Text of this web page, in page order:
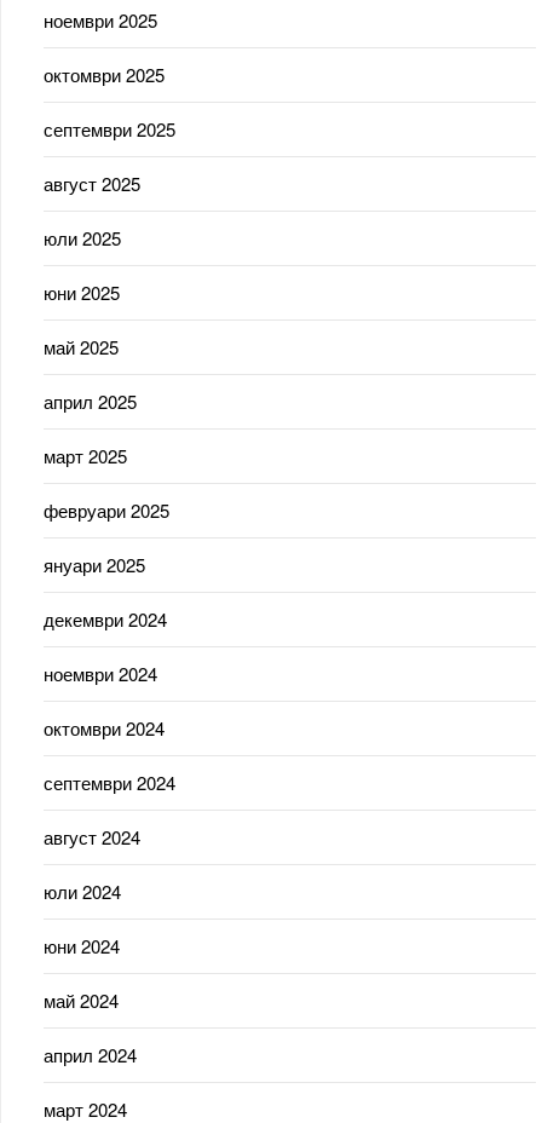
ноември 2025
октомври 2025
септември 2025
август 2025
юли 2025
юни 2025
май 2025
април 2025
март 2025
февруари 2025
януари 2025
декември 2024
ноември 2024
октомври 2024
септември 2024
август 2024
юли 2024
юни 2024
май 2024
април 2024
март 2024